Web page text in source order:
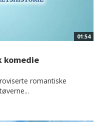
01:54
komedie
romantiske